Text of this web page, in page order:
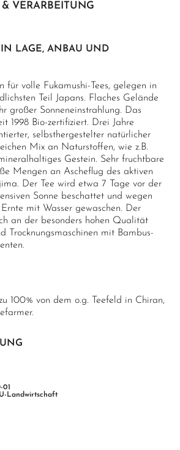
VERARBEITUNG
LAGE, ANBAU UND
für volle Fukamushi-Tees, gelegen in
Teil Japans. Flaches Gelände
großer Sonneneinstrahlung. Das
1998 Bio-zertifiziert. Drei Jahre
selbsthergestelter natürlicher
Mix an Naturstoffen, wie z.B.
Gestein. Sehr fruchtbare
Mengen an Ascheflug des aktiven
Der Tee wird etwa 7 Tage vor der
Sonne beschattet und wegen
mit Wasser gewaschen. Der
an der besonders hohen Qualität
Trocknungsmaschinen mit Bambus-
100% von dem o.g. Teefeld in Chiran,
01
Landwirtschaft